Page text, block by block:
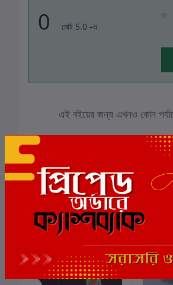
0 মোট 5.0 -এ
এই বইয়ের জন্য এখনও কোন
সংশ্লিষ্ট বই